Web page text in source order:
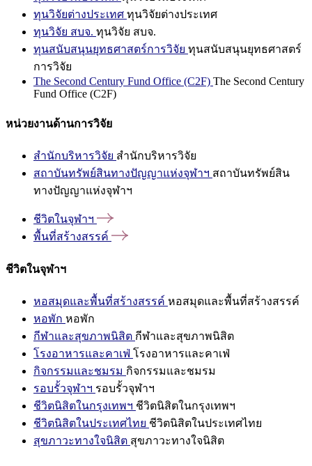
ทุนวิจัยต่างประเทศ ทุนวิจัยต่างประเทศ
ทุนวิจัย สบจ. ทุนวิจัย สบจ.
ทุนสนับสนุนยุทธศาสตร์การวิจัย ทุนสนับสนุนยุทธศาสตร์
การวิจัย
The Second Century Fund Office (C2F) The Second Century
Fund Office (C2F)
หน่วยงานด้านการวิจัย
สำนักบริหารวิจัย สำนักบริหารวิจัย
สถาบันทรัพย์สินทางปัญญาแห่งจุฬาฯ สถาบันทรัพย์สิน
ทางปัญญาแห่งจุฬาฯ
ชีวิตในจุฬาฯ
พื้นที่สร้างสรรค์
ชีวิตในจุฬาฯ
หอสมุดและพื้นที่สร้างสรรค์ หอสมุดและพื้นที่สร้างสรรค์
หอพัก หอพัก
กีฬาและสุขภาพนิสิต กีฬาและสุขภาพนิสิต
โรงอาหารและคาเฟ่ โรงอาหารและคาเฟ่
กิจกรรมและชมรม กิจกรรมและชมรม
รอบรั้วจุฬาฯ รอบรั้วจุฬาฯ
ชีวิตนิสิตในกรุงเทพฯ ชีวิตนิสิตในกรุงเทพฯ
ชีวิตนิสิตในประเทศไทย ชีวิตนิสิตในประเทศไทย
สุขภาวะทางใจนิสิต สุขภาวะทางใจนิสิต